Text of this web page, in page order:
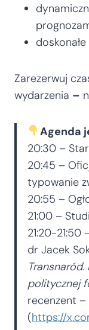
Zarezerwuj
wydarzenia –
Agenda
20:30 –
20:45 –
typowanie
20:55 –
21:00 –
21:20-
dr Jacek
politycznej
recenzent –
(https://